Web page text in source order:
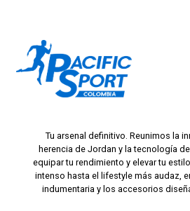
Tu arsenal definitivo. Reunimos la
herencia de Jordan y la tecnología
equipar tu rendimiento y elevar tu
intenso hasta el lifestyle más audaz,
indumentaria y los accesorios